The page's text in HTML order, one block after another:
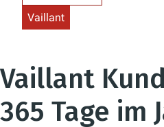
Vaillant
Vaillant
365 Tage im